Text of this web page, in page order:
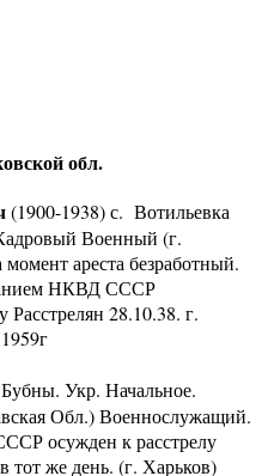
обл.
(1900-1938) с. Вотильевка
Военный (г.
ареста безработный.
НКВД СССР
Расстрелян 28.10.38. г.
Укр. Начальное.
Обл.) Военнослужащий.
осужден к расстрелу
тот же день. (г. Харьков)